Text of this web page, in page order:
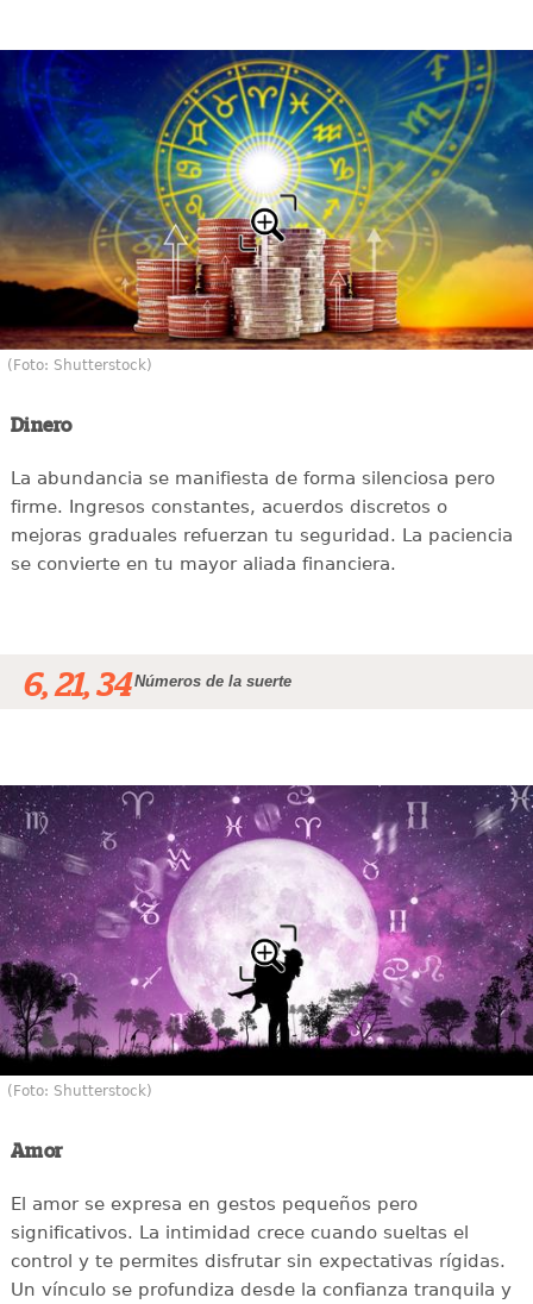
(Foto: Shutterstock)
Dinero
La abundancia se manifiesta de forma silenciosa pero
firme. Ingresos constantes, acuerdos discretos o
mejoras graduales refuerzan tu seguridad. La paciencia
se convierte en tu mayor aliada financiera.
6, 21, 34Números de la suerte
(Foto: Shutterstock)
Amor
El amor se expresa en gestos pequeños pero
significativos. La intimidad crece cuando sueltas el
control y te permites disfrutar sin expectativas rígidas.
Un vínculo se profundiza desde la confianza tranquila y